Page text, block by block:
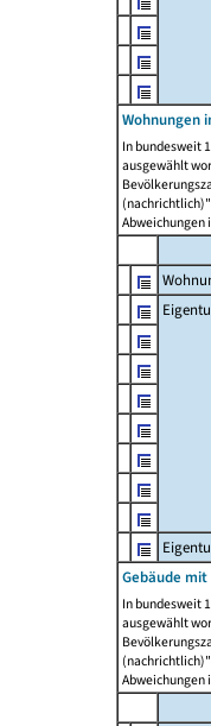
Wohnungen
In bundesweit
ausgewählt
Abweichungen
Gebäude
In bundesweit
ausgewählt
Abweichungen